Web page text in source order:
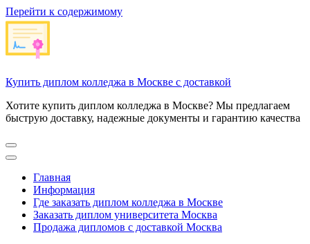
Перейти к содержимому
Купить диплом колледжа в Москве с доставкой
Хотите купить диплом колледжа в Москве? Мы предлагаем
быструю доставку, надежные документы и гарантию качества
Главная
Информация
Где заказать диплом колледжа в Москве
Заказать диплом университета Москва
Продажа дипломов с доставкой Москва